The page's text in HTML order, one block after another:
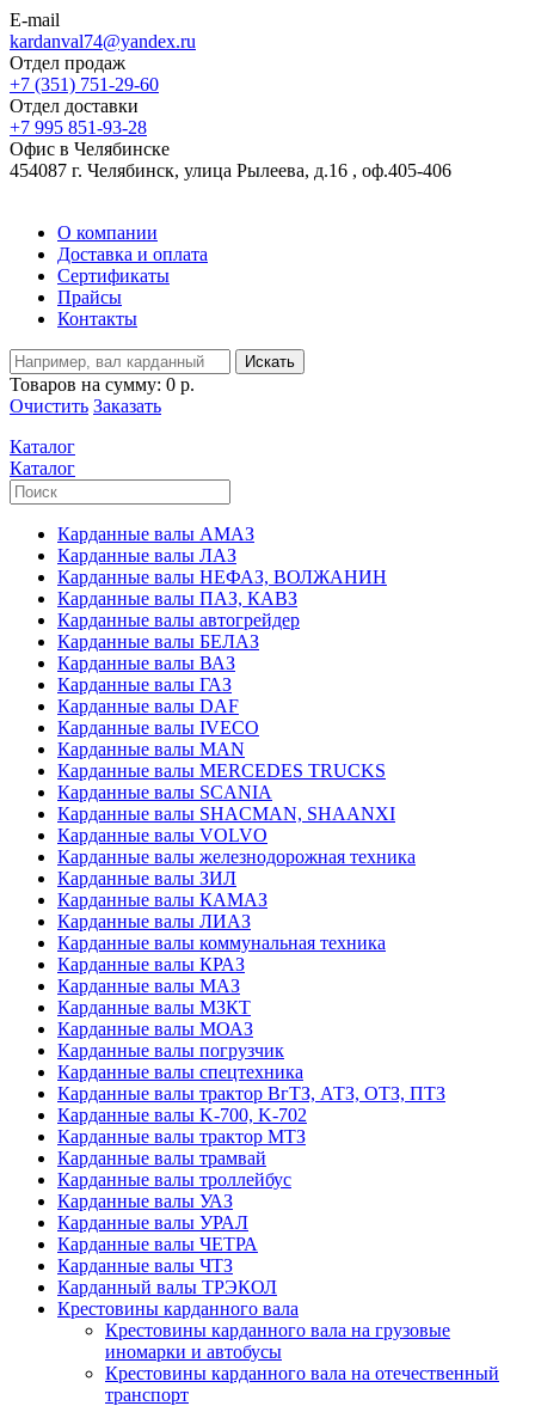
E-mail
kardanval74@yandex.ru
Отдел продаж
+7 (351) 751-29-60
Отдел доставки
+7 995 851-93-28
Офис в Челябинске
454087 г. Челябинск, улица Рылеева, д.16 , оф.405-406
О компании
Доставка и оплата
Сертификаты
Прайсы
Контакты
Искать
Товаров на сумму: 0 р.
Очистить Заказать
Каталог
Каталог
Карданные валы АМАЗ
Карданные валы ЛАЗ
Карданные валы НЕФАЗ, ВОЛЖАНИН
Карданные валы ПАЗ, КАВЗ
Карданные валы автогрейдер
Карданные валы БЕЛАЗ
Карданные валы ВАЗ
Карданные валы ГАЗ
Карданные валы DAF
Карданные валы IVECO
Карданные валы MAN
Карданные валы MERCEDES TRUCKS
Карданные валы SCANIA
Карданные валы SHACMAN, SHAANXI
Карданные валы VOLVO
Карданные валы железнодорожная техника
Карданные валы ЗИЛ
Карданные валы КАМАЗ
Карданные валы ЛИАЗ
Карданные валы коммунальная техника
Карданные валы КРАЗ
Карданные валы МАЗ
Карданные валы МЗКТ
Карданные валы МОАЗ
Карданные валы погрузчик
Карданные валы спецтехника
Карданные валы трактор ВгТЗ, АТЗ, ОТЗ, ПТЗ
Карданные валы K-700, K-702
Карданные валы трактор МТЗ
Карданные валы трамвай
Карданные валы троллейбус
Карданные валы УАЗ
Карданные валы УРАЛ
Карданные валы ЧЕТРА
Карданные валы ЧТЗ
Карданный валы ТРЭКОЛ
Крестовины карданного вала
Крестовины карданного вала на грузовые
иномарки и автобусы
Крестовины карданного вала на отечественный
транспорт